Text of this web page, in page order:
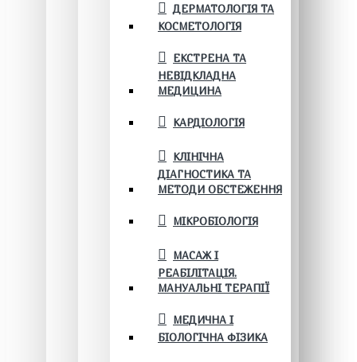
ДЕРМАТОЛОГІЯ ТА
КОСМЕТОЛОГІЯ
ЕКСТРЕНА ТА
НЕВІДКЛАДНА
МЕДИЦИНА
КАРДІОЛОГІЯ
КЛІНІЧНА
ДІАГНОСТИКА ТА
МЕТОДИ ОБСТЕЖЕННЯ
МІКРОБІОЛОГІЯ
МАСАЖ І
РЕАБІЛІТАЦІЯ.
МАНУАЛЬНІ ТЕРАПІЇ
МЕДИЧНА І
БІОЛОГІЧНА ФІЗИКА